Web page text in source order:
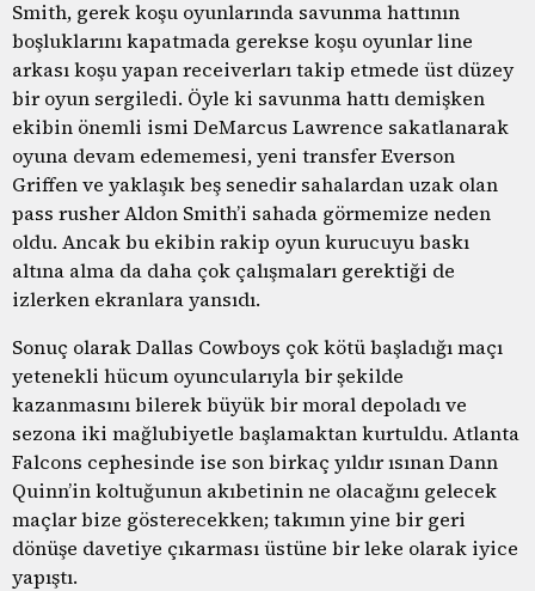
Smith, gerek koşu oyunlarında savunma hattının
boşluklarını kapatmada gerekse koşu oyunlar line
arkası koşu yapan receiverları takip etmede üst düzey
bir oyun sergiledi. Öyle ki savunma hattı demişken
ekibin önemli ismi DeMarcus Lawrence sakatlanarak
oyuna devam edememesi, yeni transfer Everson
Griffen ve yaklaşık beş senedir sahalardan uzak olan
pass rusher Aldon Smith’i sahada görmemize neden
oldu. Ancak bu ekibin rakip oyun kurucuyu baskı
altına alma da daha çok çalışmaları gerektiği de
izlerken ekranlara yansıdı.
Sonuç olarak Dallas Cowboys çok kötü başladığı maçı
yetenekli hücum oyuncularıyla bir şekilde
kazanmasını bilerek büyük bir moral depoladı ve
sezona iki mağlubiyetle başlamaktan kurtuldu. Atlanta
Falcons cephesinde ise son birkaç yıldır ısınan Dann
Quinn’in koltuğunun akıbetinin ne olacağını gelecek
maçlar bize gösterecekken; takımın yine bir geri
dönüşe davetiye çıkarması üstüne bir leke olarak iyice
yapıştı.